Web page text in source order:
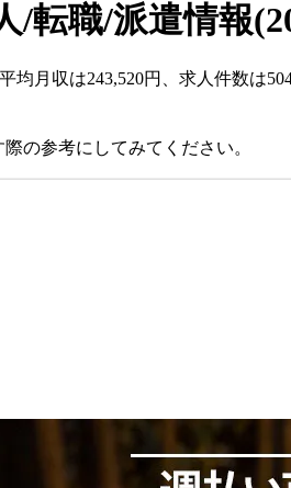
/転職/派遣情報
月収は243,520円、求人件数は
の参考にしてみてください。